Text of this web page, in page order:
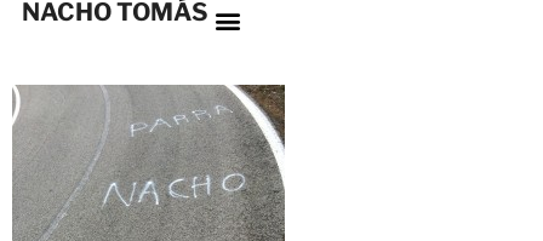
NACHO TOMÁS